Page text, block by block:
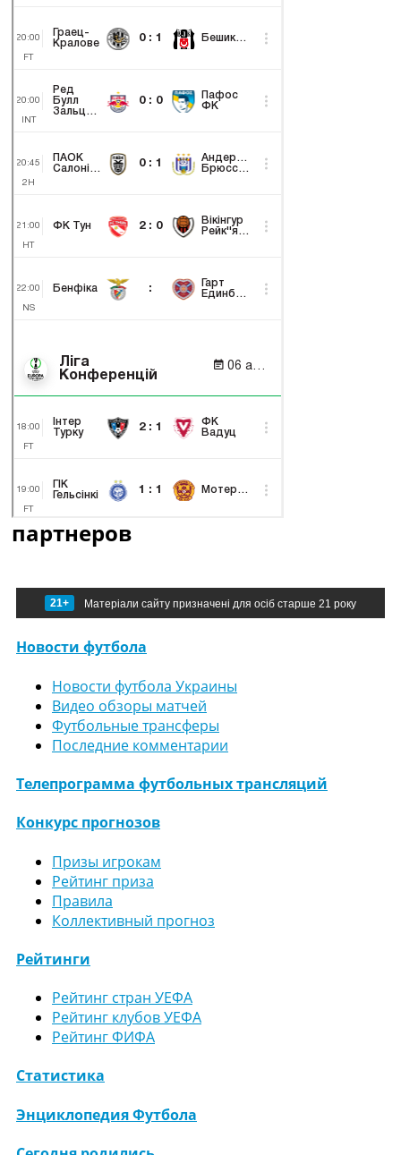
партнеров
21+ Матеріали сайту призначені для осіб старше 21 року
Новости футбола
Новости футбола Украины
Видео обзоры матчей
Футбольные трансферы
Последние комментарии
Телепрограмма футбольных трансляций
Конкурс прогнозов
Призы игрокам
Рейтинг приза
Правила
Коллективный прогноз
Рейтинги
Рейтинг стран УЕФА
Рейтинг клубов УЕФА
Рейтинг ФИФА
Статистика
Энциклопедия Футбола